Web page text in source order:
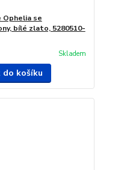
Ophelia se
bílé zlato, 5280510-
Skladem
do košíku